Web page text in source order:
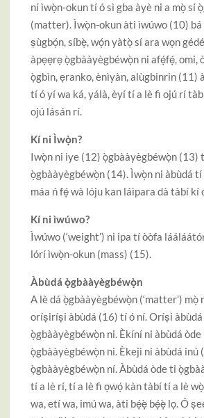
ní ìwọ̀n-okun tí ó sì gba àyè ni a mọ̀ sí
(matter). Ìwọ̀n-okun àti ìwúwo (10)
ṣùgbọ́n, síbẹ̀, wọ́n yàtọ̀ sí ara wọn
àpẹẹrẹ ọ̀gbààyègbéwọ̀n ni afẹ́fẹ́, omi,
ọ̀gbìn, ẹranko, ènìyàn, alùgbinrin (11)
tí ó yí wa ká, yálà, èyí tí a lè fi ojú rí
ojú lásán rí.
Kí ni Ìwọ̀n?
Iwọ̀n ni iye (12) ọ̀gbààyègbéwọ̀n (13)
ọ̀gbààyègbéwọ̀n (14). Ìwọ̀n ni àbùdá
máa ń fẹ́ wà lóju kan láìpara dà tàbí kí
Kí ni ìwúwo?
Ìwúwo (‘weight’) ni ipa tí òòfa
lórí ìwọ̀n-okun (mass) (15).
Àbùdá ọ̀gbààyègbéwọ̀n
A lè dá ọ̀gbààyègbéwọ̀n (‘matter’) mọ̀
oríṣiríṣi àbùdá (16) tí ó ní. Oríṣi àbùdá
ọ̀gbààyègbéwọ̀n ni. Èkíní ni àbùdá
ọ̀gbààyègbéwọ̀n ni. Èkejì ni àbùdá inú
ọ̀gbààyègbéwọ̀n ní. Àbùdá òde ti
tí a lè rí, tí a lè fi ọwọ́ kàn tàbí tí a lè
wa, etí wa, imú wa, àti bẹ́ẹ̀ bẹ́ẹ̀ lọ. Ó